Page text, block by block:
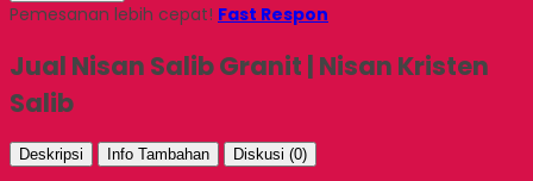
Pemesanan lebih cepat! Fast Respon
Jual Nisan Salib Granit | Nisan Kristen
Salib
Deskripsi Info Tambahan Diskusi (0)